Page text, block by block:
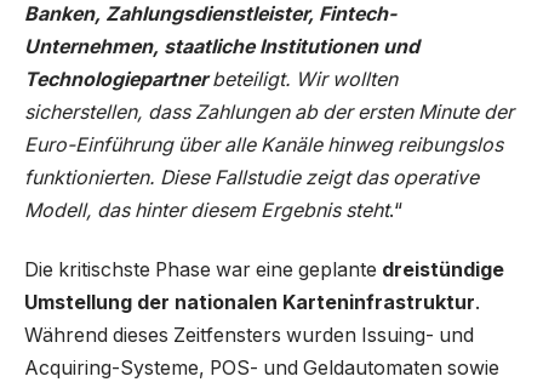
Banken, Zahlungsdienstleister, Fintech-
Unternehmen, staatliche Institutionen und
Technologiepartnerbeteiligt. Wir wollten
sicherstellen, dass Zahlungen ab der ersten Minute der
Euro-Einführung über alle Kanäle hinweg reibungslos
funktionierten. Diese Fallstudie zeigt das operative
Modell, das hinter diesem Ergebnis steht.“
Die kritischste Phase war eine geplante dreistündige
Umstellung der nationalen Karteninfrastruktur.
Während dieses Zeitfensters wurden Issuing- und
Acquiring-Systeme, POS- und Geldautomaten sowie